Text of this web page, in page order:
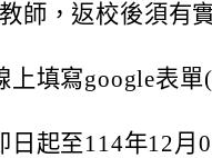
師，返校後須有
上填寫google表
日起至114年12月